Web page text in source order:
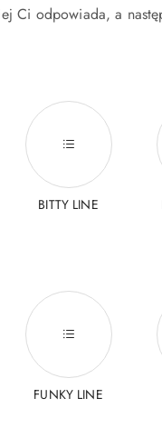
Ci odpowiada, a
BITTY LINE
FUNKY LINE